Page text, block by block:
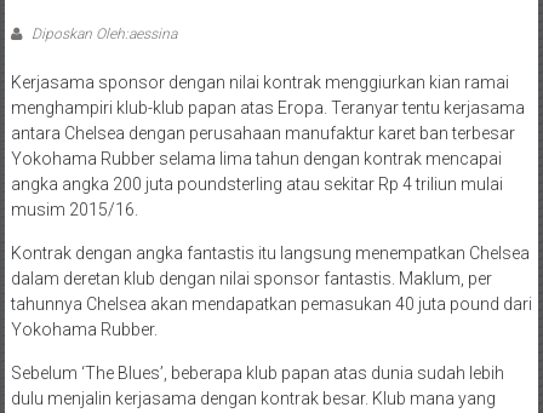
Diposkan Oleh:aessina
Kerjasama sponsor dengan nilai kontrak menggiurkan kian ramai
menghampiri klub-klub papan atas Eropa. Teranyar tentu kerjasama
antara Chelsea dengan perusahaan manufaktur karet ban terbesar
Yokohama Rubber selama lima tahun dengan kontrak mencapai
angka angka 200 juta poundsterling atau sekitar Rp 4 triliun mulai
musim 2015/16.
Kontrak dengan angka fantastis itu langsung menempatkan Chelsea
dalam deretan klub dengan nilai sponsor fantastis. Maklum, per
tahunnya Chelsea akan mendapatkan pemasukan 40 juta pound dari
Yokohama Rubber.
Sebelum ‘The Blues’, beberapa klub papan atas dunia sudah lebih
dulu menjalin kerjasama dengan kontrak besar. Klub mana yang